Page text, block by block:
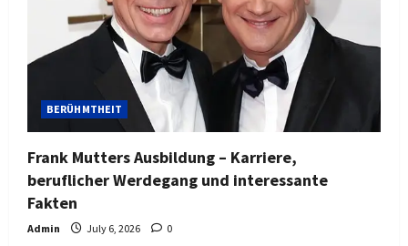
BERÜHMTHEIT
Frank Mutters Ausbildung – Karriere,
beruflicher Werdegang und interessante
Fakten
Admin July 6, 2026 0